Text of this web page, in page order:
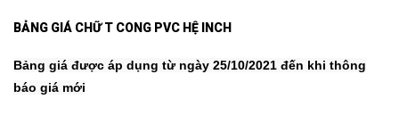
BẢNG GIÁ CHỮ T CONG PVC HỆ INCH
Bảng giá được áp dụng từ ngày 25/10/2021 đến khi thông
báo giá mới